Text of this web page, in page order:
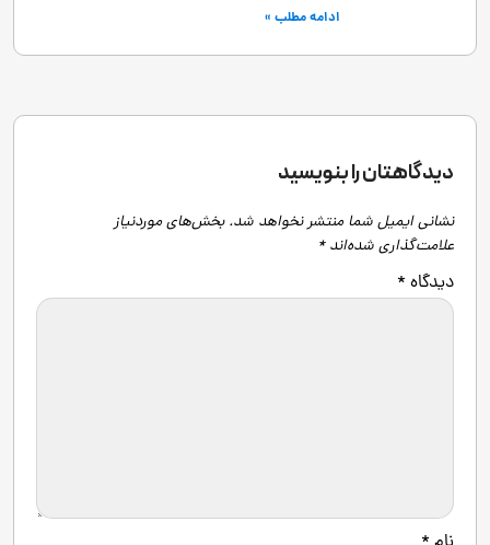
ادامه مطلب »
دیدگاهتان را بنویسید
نشانی ایمیل شما منتشر نخواهد شد. بخش‌های موردنیاز
علامت‌گذاری شده‌اند*
دیدگاه *